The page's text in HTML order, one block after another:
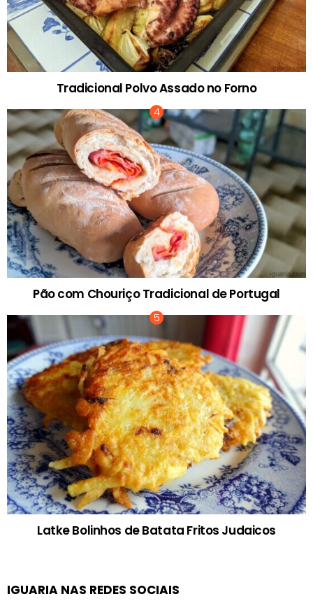
Tradicional Polvo Assado no Forno
Pão com Chouriço Tradicional de Portugal
Latke Bolinhos de Batata Fritos Judaicos
IGUARIA NAS REDES SOCIAIS